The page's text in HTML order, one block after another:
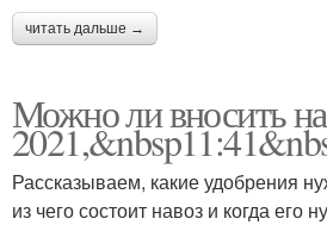
читать дальше →
Можно ли вносить
Рассказываем, какие удобрения
из чего состоит навоз и когда его